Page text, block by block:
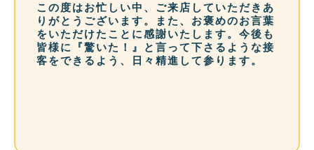
この度はお忙しい中、ご来店していただきあ
りがとうございます。また、お褒めのお言葉
をいただけたことに感謝いたします。今後も
皆様に『驚いた！』と言って下さるような接
客をできるよう、日々精進して参ります。